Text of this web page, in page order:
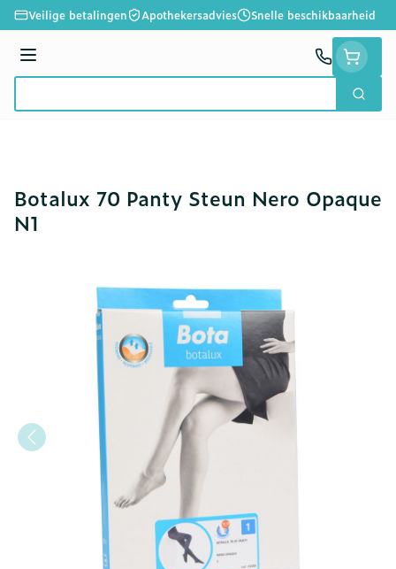
Ga naar de inhoud
Veilige betalingen Apothekersadvies Snelle beschikbaarheid
Menu
Zoek
Botalux 70 Panty Steun Nero Opaque
N1